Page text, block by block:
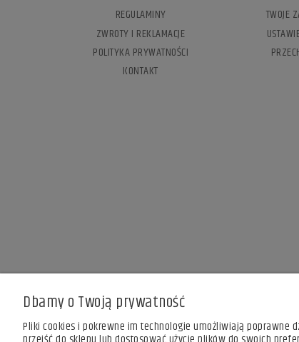
REGULAMINY
ZWROTY I REKLAMACJE
POLITYKA PRYWATNOŚCI
KONTAKT
TWOJE
Dbamy o Twoją prywatność
Pliki cookies i pokrewne im technologie umożliwiają poprawne